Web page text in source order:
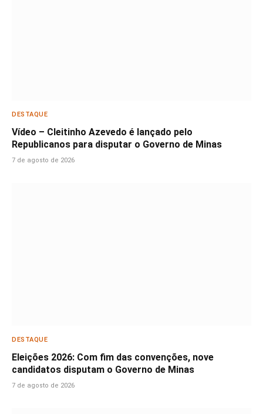
DESTAQUE
Vídeo – Cleitinho Azevedo é lançado pelo
Republicanos para disputar o Governo de Minas
7 de agosto de 2026
DESTAQUE
Eleições 2026: Com fim das convenções, nove
candidatos disputam o Governo de Minas
7 de agosto de 2026